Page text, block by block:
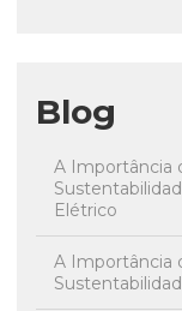
Blog
A Importância
Elétrico
A Importância